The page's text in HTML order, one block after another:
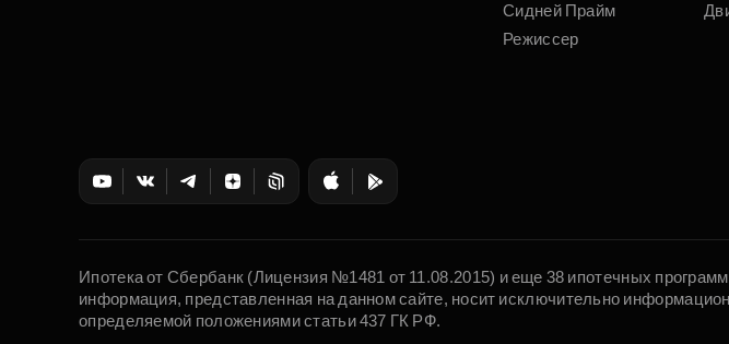
Сидней Прайм
Режиссер
Ипотека от Сбербанк (Лицензия №1481 от 11.08.2015) и еще 38 ипотечных
информация, представленная на данном сайте, носит исключительно
определяемой положениями статьи 437 ГК РФ.